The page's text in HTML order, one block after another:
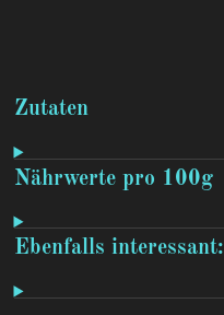
Zutaten
Nährwerte pro 100g
Ebenfalls interessant: